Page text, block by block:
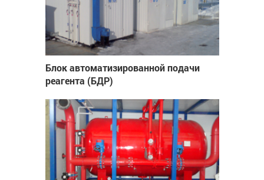
Блок автоматизированной подачи
реагента (БДР)